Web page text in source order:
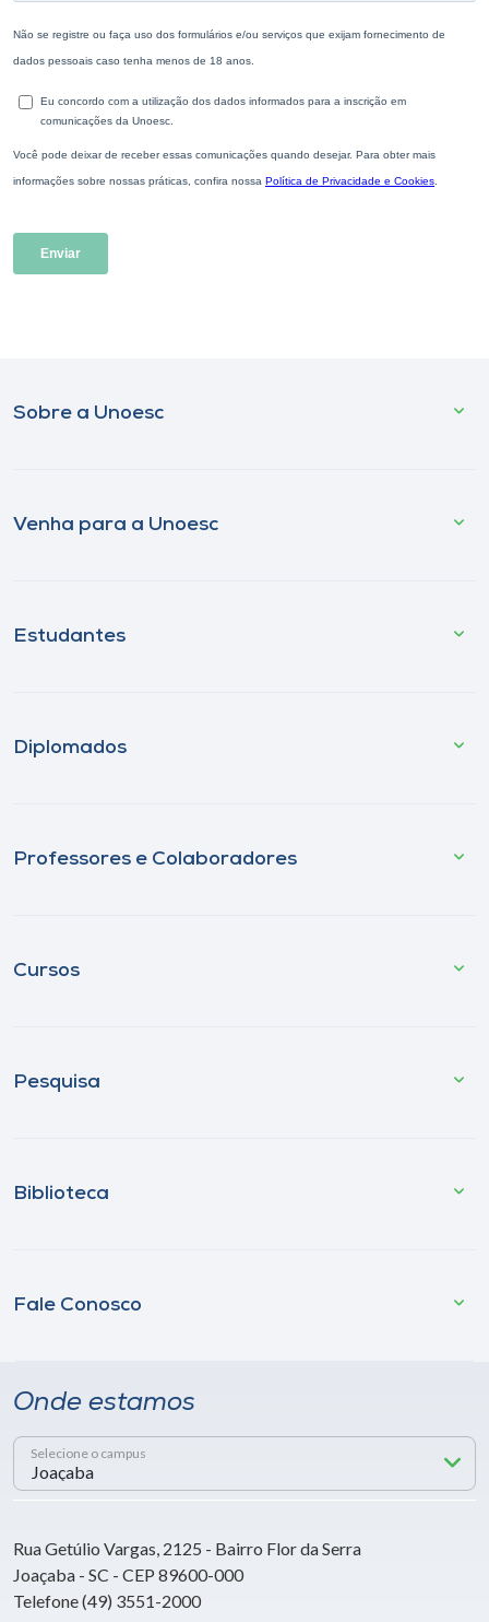
Sobre a Unoesc
Venha para a Unoesc
Estudantes
Diplomados
Professores e Colaboradores
Cursos
Pesquisa
Biblioteca
Fale Conosco
Onde estamos
Selecione o campus
Rua Getúlio Vargas, 2125 - Bairro Flor da Serra
Joaçaba - SC - CEP 89600-000
Telefone (49) 3551-2000